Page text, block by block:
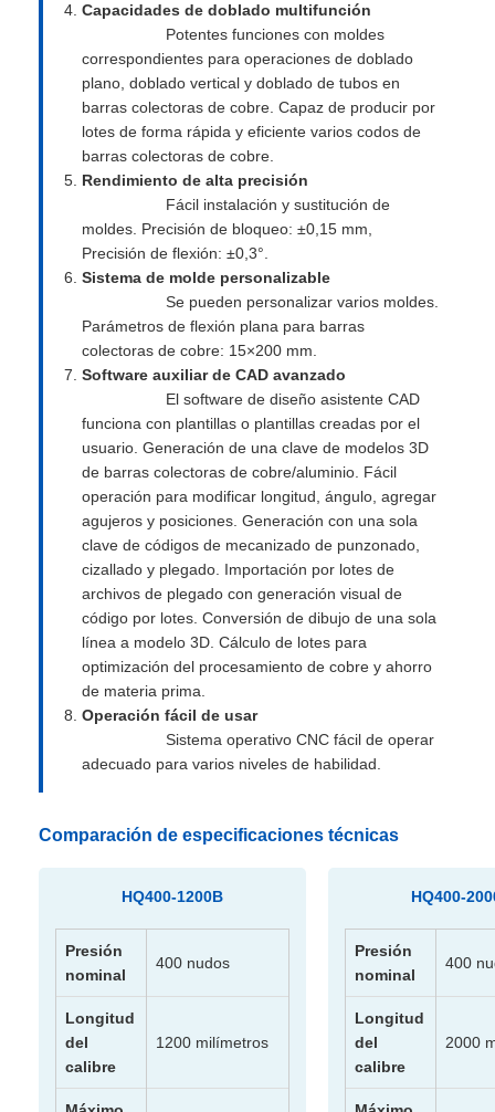
Capacidades de doblado multifunción
Potentes funciones con moldes
correspondientes para operaciones de doblado
plano, doblado vertical y doblado de tubos en
barras colectoras de cobre. Capaz de producir por
lotes de forma rápida y eficiente varios codos de
barras colectoras de cobre.
Rendimiento de alta precisión
Fácil instalación y sustitución de
moldes. Precisión de bloqueo: ±0,15 mm,
Precisión de flexión: ±0,3°.
Sistema de molde personalizable
Se pueden personalizar varios moldes.
Parámetros de flexión plana para barras
colectoras de cobre: ​​15×200 mm.
Software auxiliar de CAD avanzado
El software de diseño asistente CAD
funciona con plantillas o plantillas creadas por el
usuario. Generación de una clave de modelos 3D
de barras colectoras de cobre/aluminio. Fácil
operación para modificar longitud, ángulo, agregar
agujeros y posiciones. Generación con una sola
clave de códigos de mecanizado de punzonado,
cizallado y plegado. Importación por lotes de
archivos de plegado con generación visual de
código por lotes. Conversión de dibujo de una sola
línea a modelo 3D. Cálculo de lotes para
optimización del procesamiento de cobre y ahorro
de materia prima.
Operación fácil de usar
Sistema operativo CNC fácil de operar
adecuado para varios niveles de habilidad.
Comparación de especificaciones técnicas
HQ400-1200B
Presión
nominal
400 nudos
Longitud
del
calibre
1200 milímetros
HQ400-
Presión
nominal
400
Longitud
del
calibre
2000